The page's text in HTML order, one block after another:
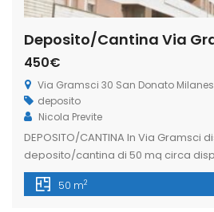
450€
Via Gramsci 30 San Donato
deposito
Nicola Previte
DEPOSITO/CANTINA In Via Gramsci
deposito/cantina di 50 mq circa
di uno stabile residenziale,
dall’esterno tramite rampa
50 m2